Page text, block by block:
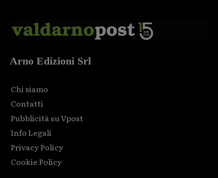
Arno Edizioni Srl
Chi siamo
Contatti
Pubblicità su Vpost
Info Legali
Privacy Policy
Cookie Policy